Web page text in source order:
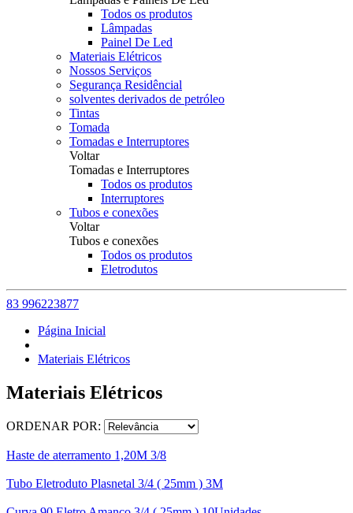
Todos os produtos
Lâmpadas
Painel De Led
Materiais Elétricos
Nossos Serviços
Segurança Residêncial
solventes derivados de petróleo
Tintas
Tomada
Tomadas e Interruptores
Voltar
Tomadas e Interruptores
Todos os produtos
Interruptores
Tubos e conexões
Voltar
Tubos e conexões
Todos os produtos
Eletrodutos
83 996223877
Página Inicial
Materiais Elétricos
Materiais Elétricos
ORDENAR POR:
Haste de aterramento 1,20M 3/8
Tubo Eletroduto Plasnetal 3/4 ( 25mm ) 3M